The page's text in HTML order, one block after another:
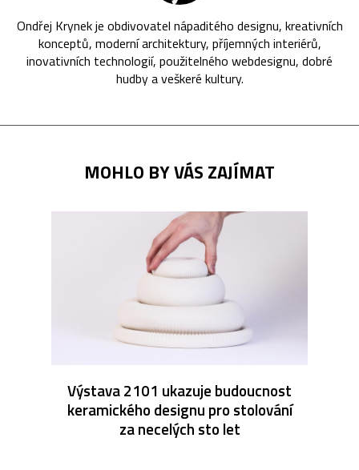
Ondřej Krynek je obdivovatel nápaditého designu, kreativních
konceptů, moderní architektury, příjemných interiérů,
inovativních technologií, použitelného webdesignu, dobré
hudby a veškeré kultury.
MOHLO BY VÁS ZAJÍMAT
Výstava 2101 ukazuje budoucnost
keramického designu pro stolování
za necelých sto let